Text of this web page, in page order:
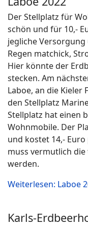
Der Stellplatz für
schön und für 10,-
jegliche
Regen matchick,
Hier könnte der
stecken. Am
Laboe, an die
den Stellplatz
Stellplatz hat einen
Wohnmobile. Der
und kostet 14,-
muss vermutlich
werden.
Weiterlesen: Laboe
Karls-